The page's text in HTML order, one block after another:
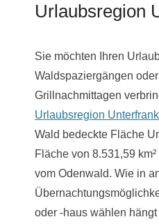
Urlaubsregion
Sie möchten Ihren
Waldspaziergängen
Grillnachmittagen
Urlaubsregion
Wald bedeckte Fläche
Fläche von 8.531,59
vom Odenwald. Wie in
oder -haus wählen